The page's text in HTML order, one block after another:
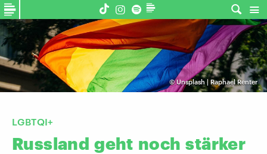
©Unsplash | Raphael Renter
LGBTQI+
Russland geht noch stärker